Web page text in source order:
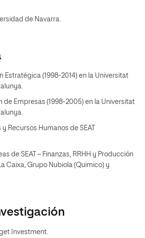
de Navarra.
Estratégica (1998-2014) en la Universitat
de Empresas (1998-2005) en la Universitat
Recursos Humanos de SEAT
de SEAT – Finanzas, RRHH y Producción
Caixa, Grupo Nubiola (Quimico) y
Investment.